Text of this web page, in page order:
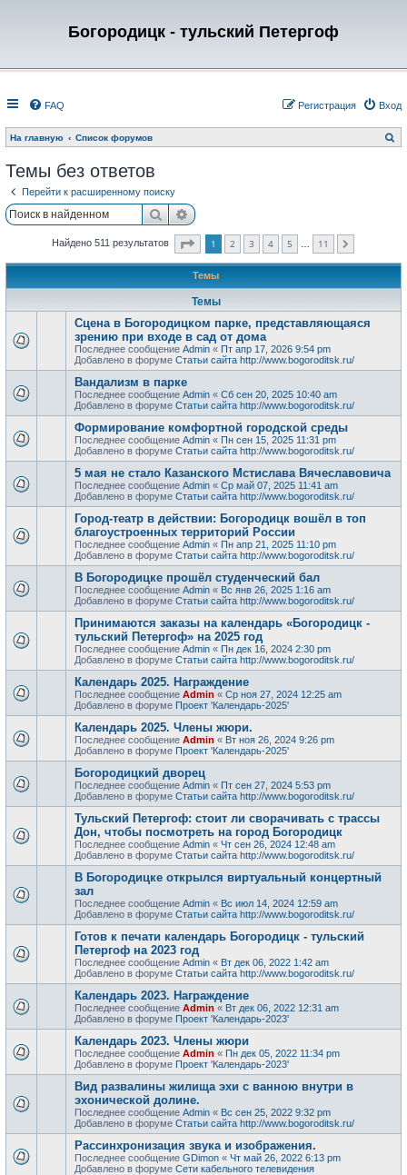
Богородицк - тульский Петергоф
FAQ Вход
Регистрация
На главную Список форумов
о
Темы без ответов
Перейти к расширенному поиску
ПоискРасширенный поиск
Найдено 511 результатов Страница из
1 2 3 4 5 11
Темы
Темы
Сцена в Богородицком парке, представляющаяся
зрению при входе в сад от дома
Последнее сообщение Admin « Пт апр 17, 2026 9:54 pm
Добавлено в форуме Статьи сайта http://www.bogoroditsk.ru/
Вандализм в парке
Последнее сообщение Admin « Сб сен 20, 2025 10:40 am
Добавлено в форуме Статьи сайта http://www.bogoroditsk.ru/
Формирование комфортной городской среды
Последнее сообщение Admin « Пн сен 15, 2025 11:31 pm
Добавлено в форуме Статьи сайта http://www.bogoroditsk.ru/
5 мая не стало Казанского Мстислава Вячеславовича
Последнее сообщение Admin « Ср май 07, 2025 11:41 am
Добавлено в форуме Статьи сайта http://www.bogoroditsk.ru/
Город-театр в действии: Богородицк вошёл в топ
благоустроенных территорий России
Последнее сообщение Admin « Пн апр 21, 2025 11:10 pm
Добавлено в форуме Статьи сайта http://www.bogoroditsk.ru/
В Богородицке прошёл студенческий бал
Последнее сообщение Admin « Вс янв 26, 2025 1:16 am
Добавлено в форуме Статьи сайта http://www.bogoroditsk.ru/
Принимаются заказы на календарь «Богородицк -
тульский Петергоф» на 2025 год
Последнее сообщение Admin « Пн дек 16, 2024 2:30 pm
Добавлено в форуме Статьи сайта http://www.bogoroditsk.ru/
Календарь 2025. Награждение
Последнее сообщение Admin « Ср ноя 27, 2024 12:25 am
Добавлено в форуме Проект 'Календарь-2025'
Календарь 2025. Члены жюри.
Последнее сообщение Admin « Вт ноя 26, 2024 9:26 pm
Добавлено в форуме Проект 'Календарь-2025'
Богородицкий дворец
Последнее сообщение Admin « Пт сен 27, 2024 5:53 pm
Добавлено в форуме Статьи сайта http://www.bogoroditsk.ru/
Тульский Петергоф: стоит ли сворачивать с трассы
Дон, чтобы посмотреть на город Богородицк
Последнее сообщение Admin « Чт сен 26, 2024 12:48 am
Добавлено в форуме Статьи сайта http://www.bogoroditsk.ru/
В Богородицке открылся виртуальный концертный
зал
Последнее сообщение Admin « Вс июл 14, 2024 12:59 am
Добавлено в форуме Статьи сайта http://www.bogoroditsk.ru/
Готов к печати календарь Богородицк - тульский
Петергоф на 2023 год
Последнее сообщение Admin « Вт дек 06, 2022 1:42 am
Добавлено в форуме Статьи сайта http://www.bogoroditsk.ru/
Календарь 2023. Награждение
Последнее сообщение Admin « Вт дек 06, 2022 12:31 am
Добавлено в форуме Проект 'Календарь-2023'
Календарь 2023. Члены жюри
Последнее сообщение Admin « Пн дек 05, 2022 11:34 pm
Добавлено в форуме Проект 'Календарь-2023'
Вид развалины жилища эхи с ванною внутри в
эхонической долине.
Последнее сообщение Admin « Вс сен 25, 2022 9:32 pm
Добавлено в форуме Статьи сайта http://www.bogoroditsk.ru/
Рассинхронизация звука и изображения.
Последнее сообщение GDimon « Чт май 26, 2022 6:13 pm
Добавлено в форуме Сети кабельного телевидения